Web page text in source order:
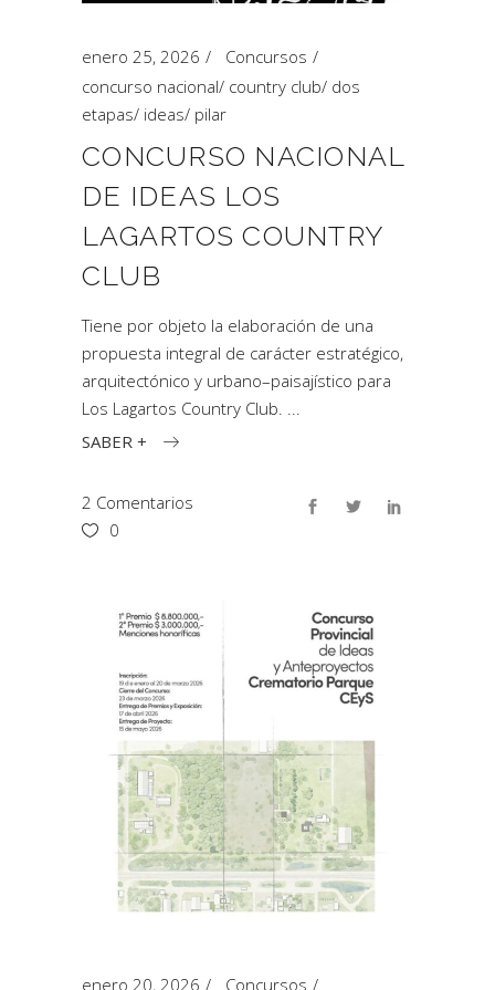
enero 25, 2026
Concursos
concurso nacional/ country club/ dos
etapas/ ideas/ pilar
CONCURSO NACIONAL
DE IDEAS LOS
LAGARTOS COUNTRY
CLUB
Tiene por objeto la elaboración de una
propuesta integral de carácter estratégico,
arquitectónico y urbano–paisajístico para
Los Lagartos Country Club.
SABER +
2 Comentarios
0
enero 20, 2026
Concursos